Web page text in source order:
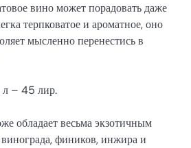
вино может порадовать даже
терпковатое и ароматное, оно
мысленно перенестись в
л – 45 лир.
обладает весьма экзотичным
фиников, инжира и